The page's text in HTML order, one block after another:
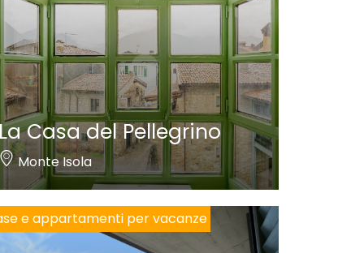
Casa del Pellegrino
Monte Isola
e appartamenti per vacanze